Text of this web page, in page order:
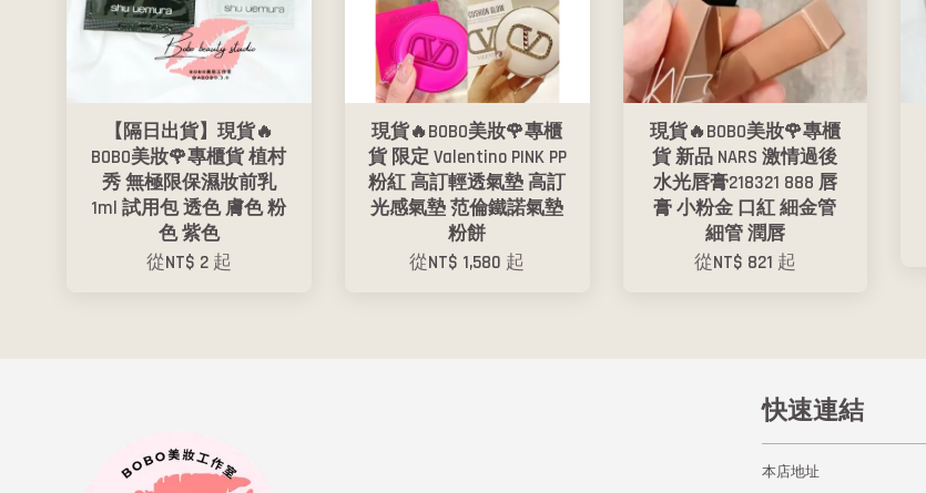
【隔日出貨】現貨🔥
BOBO美妝🌹專櫃貨 植村
秀 無極限保濕妝前乳
1ml 試用包 透色 膚色 粉
色 紫色
從NT$ 2 起
現貨🔥BOBO美妝🌹專櫃
貨 限定 Valentino PINK PP
粉紅 高訂輕透氣墊 高訂
光感氣墊 范倫鐵諾氣墊
粉餅
從NT$ 1,580 起
現貨🔥BOBO美妝🌹專櫃
貨 新品 NARS 激情過後
水光唇膏218321 888 唇
膏 小粉金 口紅 細金管
細管 潤唇
從NT$ 821 起
快速連結
本店地址